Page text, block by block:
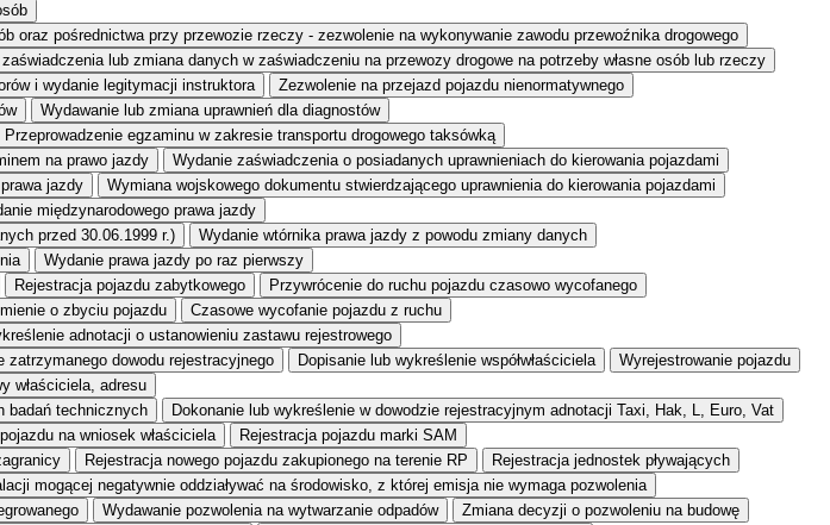
pośrednictwa przy przewozie rzeczy - zezwolenie na wykonywanie zawodu przewoźnika drogowego
lub zmiana danych w zaświadczeniu na przewozy drogowe na potrzeby własne osób lub rzeczy
i wydanie legitymacji instruktora
Zezwolenie na przejazd pojazdu nienormatywnego
Wydawanie lub zmiana uprawnień dla diagnostów
Przeprowadzenie egzaminu w zakresie transportu drogowego taksówką
na prawo jazdy
Wydanie zaświadczenia o posiadanych uprawnieniach do kierowania pojazdami
jazdy
Wymiana wojskowego dokumentu stwierdzającego uprawnienia do kierowania pojazdami
międzynarodowego prawa jazdy
przed 30.06.1999 r.)
Wydanie wtórnika prawa jazdy z powodu zmiany danych
Wydanie prawa jazdy po raz pierwszy
Rejestracja pojazdu zabytkowego
Przywrócenie do ruchu pojazdu czasowo wycofanego
o zbyciu pojazdu
Czasowe wycofanie pojazdu z ruchu
adnotacji o ustanowieniu zastawu rejestrowego
zatrzymanego dowodu rejestracyjnego Dopisanie lub wykreślenie współwłaściciela
Wyrejestrowanie pojazdu
właściciela, adresu
badań technicznych
Dokonanie lub wykreślenie w dowodzie rejestracyjnym adnotacji Taxi, Hak, L, Euro, Vat
na wniosek właściciela
Rejestracja pojazdu marki SAM
Rejestracja nowego pojazdu zakupionego na terenie RP
Rejestracja jednostek pływających
mogącej negatywnie oddziaływać na środowisko, z której emisja nie wymaga pozwolenia
Wydawanie pozwolenia na wytwarzanie odpadów
Zmiana decyzji o pozwoleniu na budowę